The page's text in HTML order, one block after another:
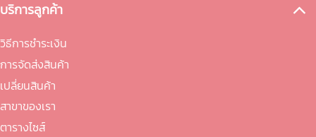
บริการลูกค้า
วิธีการชำระเงิน
การจัดส่งสินค้า
เปลี่ยนสินค้า
สาขาของเรา
ตารางไซส์